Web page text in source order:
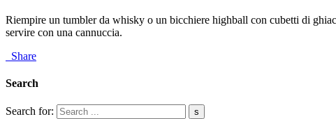
Riempire un tumbler da whisky o un bicchiere highball con cubetti di
servire con una cannuccia.
Share
Search
Search for: